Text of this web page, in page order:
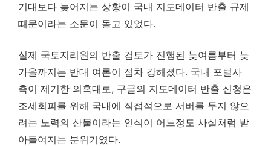
기대보다 늦어지는 상황이 국내 지도데이터 반출 규제
때문이라는 소문이 돌고 있었다.
실제 국토지리원의 반출 검토가 진행된 늦여름부터 늦
가을까지는 반대 여론이 점차 강해졌다. 국내 포털사
측이 제기한 의혹대로, 구글의 지도데이터 반출 신청은
조세회피를 위해 국내에 직접적으로 서버를 두지 않으
려는 노력의 산물이라는 인식이 어느정도 사실처럼 받
아들여지는 분위기였다.